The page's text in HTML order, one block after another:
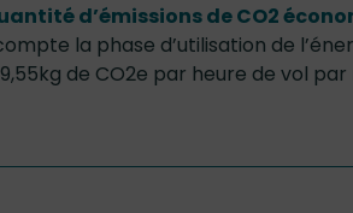
d’émissions de CO2
la phase d’utilisation de
de CO2e par heure de vol